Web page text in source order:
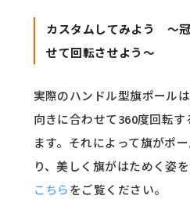
カスタムしてみよう ～
せて回転させよう～
実際のハンドル型旗ポール
向きに合わせて360度回転
ます。それによって旗がポ
り、美しく旗がはためく姿
こちらをご覧ください。